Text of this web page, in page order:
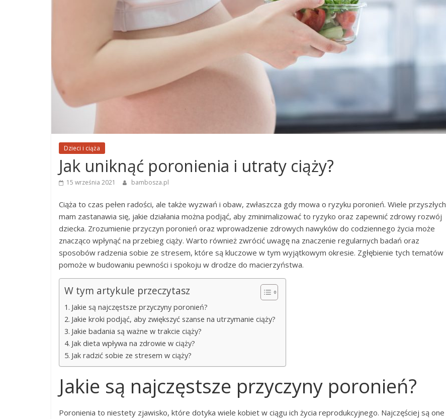
Dzieci i ciąża
Jak uniknąć poronienia i utraty ciąży?
15 września 2021 bambosza.pl
Ciąża to czas pełen radości, ale także wyzwań i obaw, zwłaszcza gdy mowa o ryzyku poronień. Wiele przyszłych
mam zastanawia się, jakie działania można podjąć, aby zminimalizować to ryzyko oraz zapewnić zdrowy rozwój
dziecka. Zrozumienie przyczyn poronień oraz wprowadzenie zdrowych nawyków do codziennego życia może
znacząco wpłynąć na przebieg ciąży. Warto również zwrócić uwagę na znaczenie regularnych badań oraz
sposobów radzenia sobie ze stresem, które są kluczowe w tym wyjątkowym okresie. Zgłębienie tych tematów
pomoże w budowaniu pewności i spokoju w drodze do macierzyństwa.
W tym artykule przeczytasz
Jakie są najczęstsze przyczyny poronień?
Jakie kroki podjąć, aby zwiększyć szanse na utrzymanie ciąży?
Jakie badania są ważne w trakcie ciąży?
Jak dieta wpływa na zdrowie w ciąży?
Jak radzić sobie ze stresem w ciąży?
Jakie są najczęstsze przyczyny poronień?
Poronienia to niestety zjawisko, które dotyka wiele kobiet w ciągu ich życia reprodukcyjnego. Najczęściej są one